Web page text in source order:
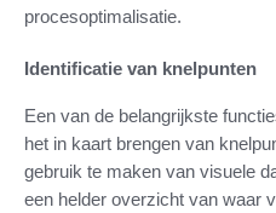
procesoptimalisatie.
Identificatie van knelpunten
Een van de belangrijkste
het in kaart brengen van
gebruik te maken van visuele
een helder overzicht van waar